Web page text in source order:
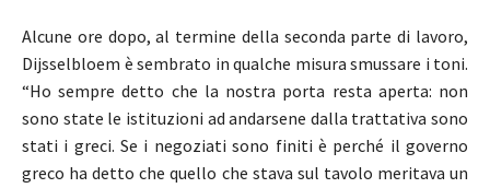
Alcune ore dopo, al termine della seconda parte di lavoro,
Dijsselbloem è sembrato in qualche misura smussare i toni.
“Ho sempre detto che la nostra porta resta aperta: non
sono state le istituzioni ad andarsene dalla trattativa sono
stati i greci. Se i negoziati sono finiti è perché il governo
greco ha detto che quello che stava sul tavolo meritava un